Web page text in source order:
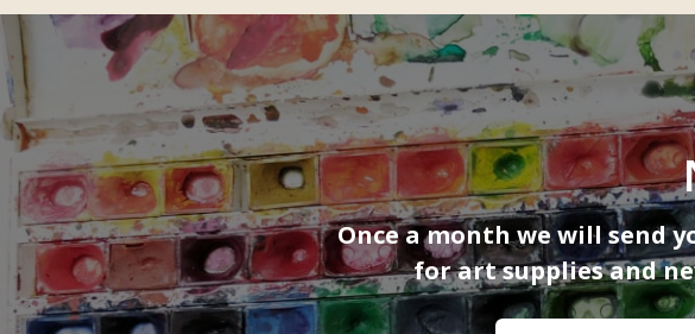
Once a month we will send
for art supplies and